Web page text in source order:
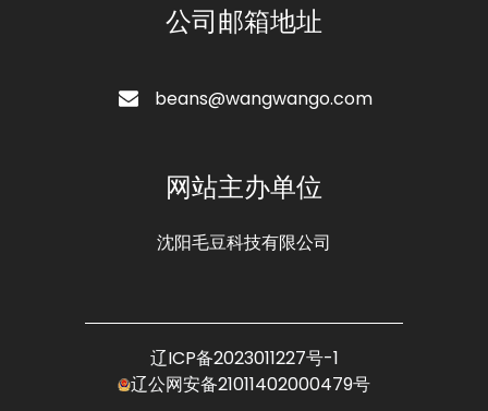
公司邮箱地址
beans@wangwango.com
网站主办单位
沈阳毛豆科技有限公司
辽ICP备2023011227号-1
辽公网安备21011402000479号